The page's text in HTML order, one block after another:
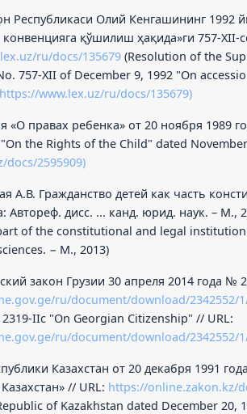
Республикаси Олий Кенгашининг 1992
конвенцияга қўшилиш ҳақида»ги 757-XII-
ru/docs/135679 (Resolution of the
757-XII of December 9, 1992 "On
https://www.lex.uz/ru/docs/135679)
«О правах ребенка» от 20 ноября 1989
the Rights of the Child" dated
docs/2595909)
А.В. Гражданство детей как часть
Автореф. дисс. ... канд. юрид. наук. – М.,
of the constitutional and legal
− M., 2013)
закон Грузии 30 апреля 2014 года №
ru/document/download/2342552/
IIс "On Georgian Citizenship" // URL:
ru/document/download/2342552/
Казахстан от 20 декабря 1991
// URL: https://online.zakon.kz/
of Kazakhstan dated December 20,